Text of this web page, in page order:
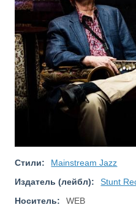
Стили:
Mainstream Jazz
Издатель (лейбл):
Stunt
Носитель:
WEB